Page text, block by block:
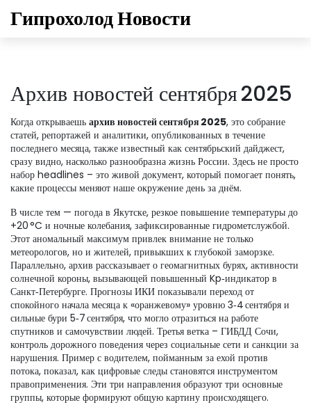
Гипрохолод Новости
Архив новостей сентября 2025
Когда открываешь архив новостей сентября 2025, это собрание
статей, репортажей и аналитики, опубликованных в течение
последнего месяца, также известный как сентябрьский дайджест,
сразу видно, насколько разнообразна жизнь России. Здесь не просто
набор headlines – это живой документ, который помогает понять,
какие процессы меняют наше окружение день за днём.
В числе тем — погода в Якутске, резкое повышение температуры до
+20 °C и ночные колебания, зафиксированные гидрометслужбой.
Этот аномальный максимум привлек внимание не только
метеорологов, но и жителей, привыкших к глубокой заморзке.
Параллельно, архив рассказывает о геомагнитных бурях, активности
солнечной короны, вызывающей повышенный Kp‑индикатор в
Санкт‑Петербурге. Прогнозы ИКИ показывали переход от
спокойного начала месяца к «оранжевому» уровню 3‑4 сентября и
сильные бури 5‑7 сентября, что могло отразиться на работе
спутников и самочувствии людей. Третья ветка – ГИБДД Сочи,
контроль дорожного поведения через социальные сети и санкции за
нарушения. Пример с водителем, пойманным за ехой против
потока, показал, как цифровые следы становятся инструментом
правоприменения. Эти три направления образуют три основные
группы, которые формируют общую картину происходящего.